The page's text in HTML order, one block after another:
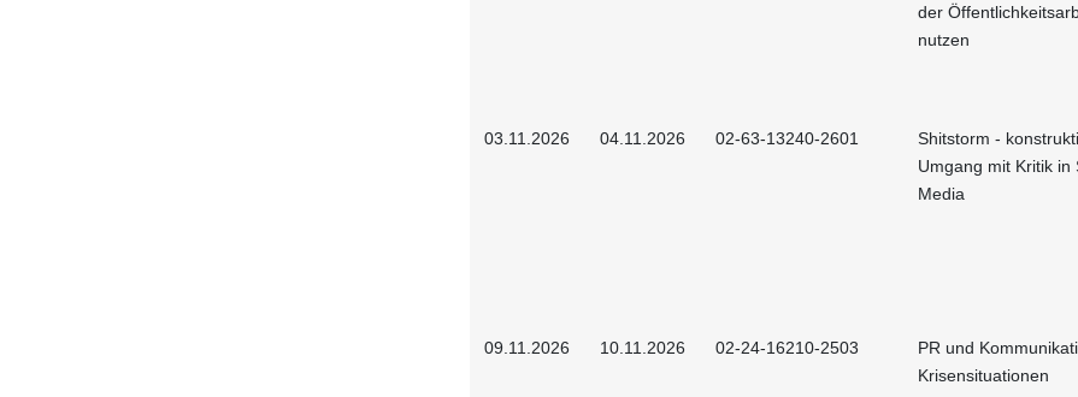
der
nutzen
03.11.2026 04.11.2026 02-63-13240-2601
Shitstorm -
Umgang mit Kritik in
Media
09.11.2026 10.11.2026 02-24-16210-2503
PR und
Krisensituationen